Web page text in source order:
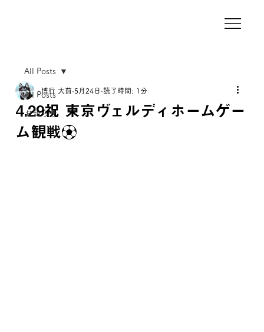
All Posts
お知らせ
All Posts
4.29祝 東京ヴェルディホームゲー
ム観戦⚽
博行 大前 5月24日 読了時間: 1分